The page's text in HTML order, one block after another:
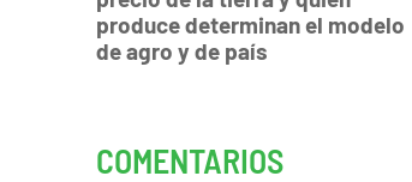
produce determinan el modelo
de agro y de país
COMENTARIOS